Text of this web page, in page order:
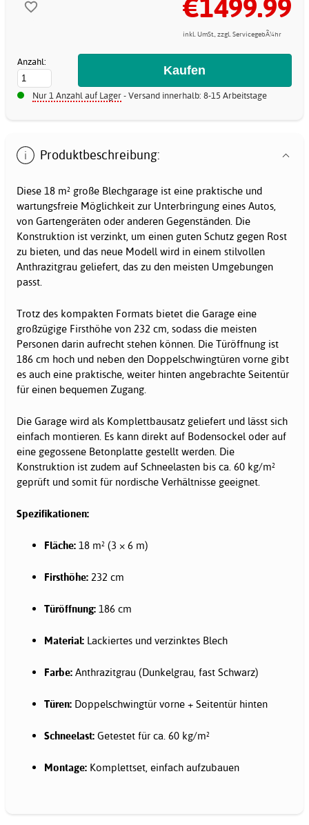
inkl. UmSt., zzgl. ServicegebÃ¼hr
Anzahl:
Nur 1 Anzahl auf Lager- Versand innerhalb: 8-15 Arbeitstage
Produktbeschreibung:
Diese 18 m² große Blechgarage ist eine praktische und
wartungsfreie Möglichkeit zur Unterbringung eines Autos,
von Gartengeräten oder anderen Gegenständen. Die
Konstruktion ist verzinkt, um einen guten Schutz gegen Rost
zu bieten, und das neue Modell wird in einem stilvollen
Anthrazitgrau geliefert, das zu den meisten Umgebungen
passt.
Trotz des kompakten Formats bietet die Garage eine
großzügige Firsthöhe von 232 cm, sodass die meisten
Personen darin aufrecht stehen können. Die Türöffnung ist
186 cm hoch und neben den Doppelschwingtüren vorne gibt
es auch eine praktische, weiter hinten angebrachte Seitentür
für einen bequemen Zugang.
Die Garage wird als Komplettbausatz geliefert und lässt sich
einfach montieren. Es kann direkt auf Bodensockel oder auf
eine gegossene Betonplatte gestellt werden. Die
Konstruktion ist zudem auf Schneelasten bis ca. 60 kg/m²
geprüft und somit für nordische Verhältnisse geeignet.
Spezifikationen:
Fläche: 18 m² (3 × 6 m)
Firsthöhe: 232 cm
Türöffnung: 186 cm
Material: Lackiertes und verzinktes Blech
Farbe: Anthrazitgrau (Dunkelgrau, fast Schwarz)
Türen: Doppelschwingtür vorne + Seitentür hinten
Schneelast: Getestet für ca. 60 kg/m²
Montage: Komplettset, einfach aufzubauen